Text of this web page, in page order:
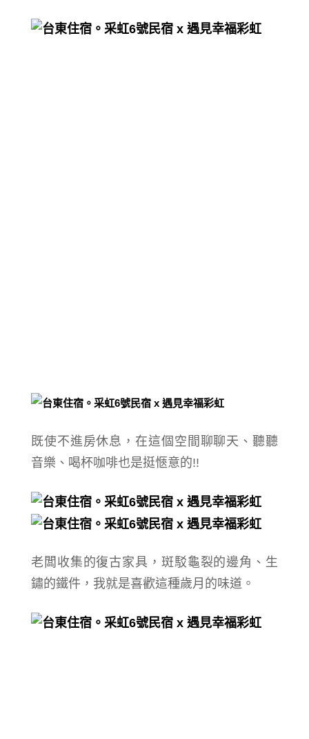
既使不進房休息，在這個空間聊聊天、聽聽
音樂、喝杯咖啡也是挺愜意的!!
老闆收集的復古家具，斑駁龜裂的邊角、生
鏽的鐵件，我就是喜歡這種歲月的味道。